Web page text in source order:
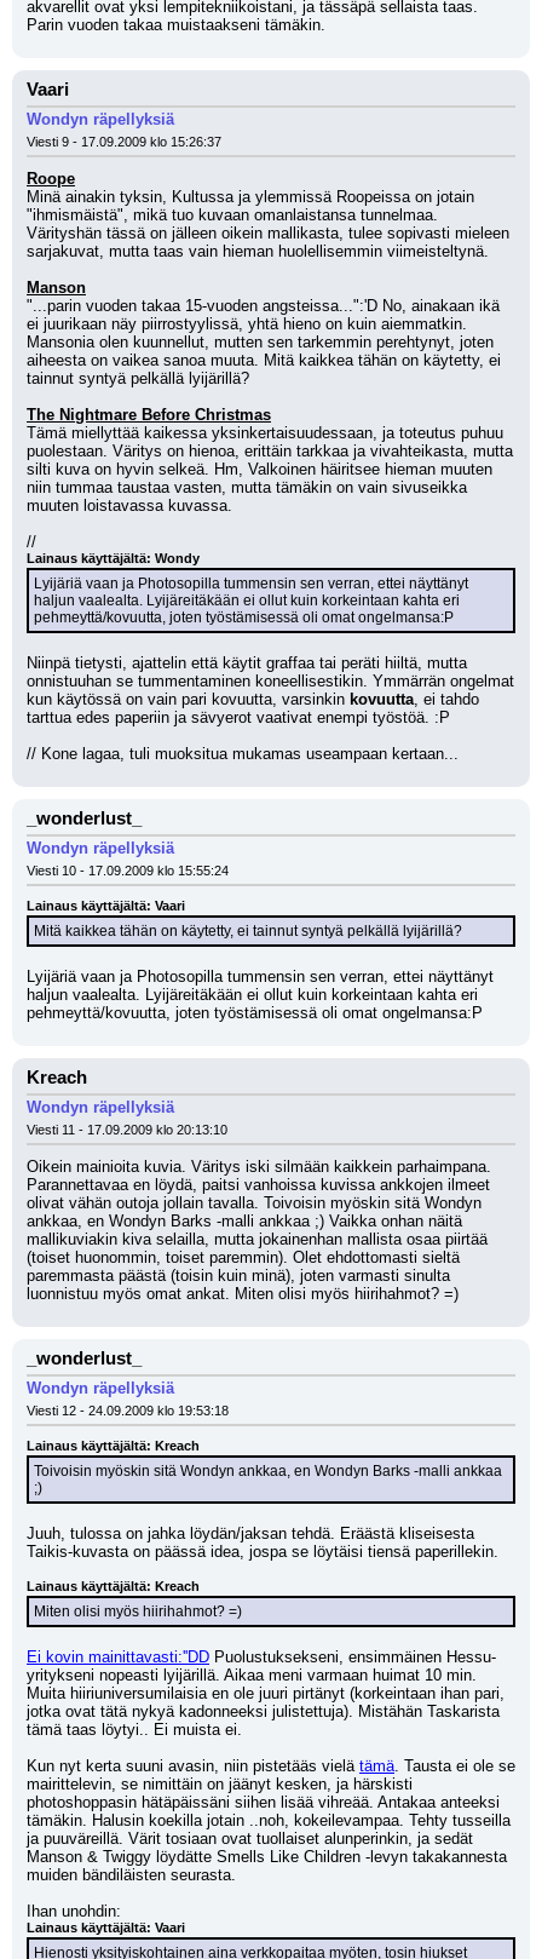
akvarellit ovat yksi lempitekniikoistani, ja tässäpä sellaista taas.
Parin vuoden takaa muistaakseni tämäkin.
Vaari
Wondyn räpellyksiä
Viesti 9 - 17.09.2009 klo 15:26:37
Roope
Minä ainakin tyksin, Kultussa ja ylemmissä Roopeissa on jotain
"ihmismäistä", mikä tuo kuvaan omanlaistansa tunnelmaa.
Värityshän tässä on jälleen oikein mallikasta, tulee sopivasti mieleen
sarjakuvat, mutta taas vain hieman huolellisemmin viimeisteltynä.
Manson
"...parin vuoden takaa 15-vuoden angsteissa...":'D No, ainakaan ikä
ei juurikaan näy piirrostyylissä, yhtä hieno on kuin aiemmatkin.
Mansonia olen kuunnellut, mutten sen tarkemmin perehtynyt, joten
aiheesta on vaikea sanoa muuta. Mitä kaikkea tähän on käytetty, ei
tainnut syntyä pelkällä lyijärillä?
The Nightmare Before Christmas
Tämä miellyttää kaikessa yksinkertaisuudessaan, ja toteutus puhuu
puolestaan. Väritys on hienoa, erittäin tarkkaa ja vivahteikasta, mutta
silti kuva on hyvin selkeä. Hm, Valkoinen häiritsee hieman muuten
niin tummaa taustaa vasten, mutta tämäkin on vain sivuseikka
muuten loistavassa kuvassa.
//
Lainaus käyttäjältä: Wondy
Lyijäriä vaan ja Photosopilla tummensin sen verran, ettei näyttänyt
haljun vaalealta. Lyijäreitäkään ei ollut kuin korkeintaan kahta eri
pehmeyttä/kovuutta, joten työstämisessä oli omat ongelmansa:P
Niinpä tietysti, ajattelin että käytit graffaa tai peräti hiiltä, mutta
onnistuuhan se tummentaminen koneellisestikin. Ymmärrän ongelmat
kun käytössä on vain pari kovuutta, varsinkin kovuutta, ei tahdo
tarttua edes paperiin ja sävyerot vaativat enempi työstöä. :P
// Kone lagaa, tuli muoksitua mukamas useampaan kertaan...
_wonderlust_
Wondyn räpellyksiä
Viesti 10 - 17.09.2009 klo 15:55:24
Lainaus käyttäjältä: Vaari
Mitä kaikkea tähän on käytetty, ei tainnut syntyä pelkällä lyijärillä?
Lyijäriä vaan ja Photosopilla tummensin sen verran, ettei näyttänyt
haljun vaalealta. Lyijäreitäkään ei ollut kuin korkeintaan kahta eri
pehmeyttä/kovuutta, joten työstämisessä oli omat ongelmansa:P
Kreach
Wondyn räpellyksiä
Viesti 11 - 17.09.2009 klo 20:13:10
Oikein mainioita kuvia. Väritys iski silmään kaikkein parhaimpana.
Parannettavaa en löydä, paitsi vanhoissa kuvissa ankkojen ilmeet
olivat vähän outoja jollain tavalla. Toivoisin myöskin sitä Wondyn
ankkaa, en Wondyn Barks -malli ankkaa ;) Vaikka onhan näitä
mallikuviakin kiva selailla, mutta jokainenhan mallista osaa piirtää
(toiset huonommin, toiset paremmin). Olet ehdottomasti sieltä
paremmasta päästä (toisin kuin minä), joten varmasti sinulta
luonnistuu myös omat ankat. Miten olisi myös hiirihahmot? =)
_wonderlust_
Wondyn räpellyksiä
Viesti 12 - 24.09.2009 klo 19:53:18
Lainaus käyttäjältä: Kreach
Toivoisin myöskin sitä Wondyn ankkaa, en Wondyn Barks -malli ankkaa
;)
Juuh, tulossa on jahka löydän/jaksan tehdä. Eräästä kliseisesta
Taikis-kuvasta on päässä idea, jospa se löytäisi tiensä paperillekin.
Lainaus käyttäjältä: Kreach
Miten olisi myös hiirihahmot? =)
Ei kovin mainittavasti:''DD Puolustuksekseni, ensimmäinen Hessu-
yritykseni nopeasti lyijärillä. Aikaa meni varmaan huimat 10 min.
Muita hiiriuniversumilaisia en ole juuri pirtänyt (korkeintaan ihan pari,
jotka ovat tätä nykyä kadonneeksi julistettuja). Mistähän Taskarista
tämä taas löytyi.. Ei muista ei.
Kun nyt kerta suuni avasin, niin pistetääs vielä tämä. Tausta ei ole se
mairittelevin, se nimittäin on jäänyt kesken, ja härskisti
photoshoppasin hätäpäissäni siihen lisää vihreää. Antakaa anteeksi
tämäkin. Halusin koekilla jotain ..noh, kokeilevampaa. Tehty tusseilla
ja puuväreillä. Värit tosiaan ovat tuollaiset alunperinkin, ja sedät
Manson & Twiggy löydätte Smells Like Children -levyn takakannesta
muiden bändiläisten seurasta.
Ihan unohdin:
Lainaus käyttäjältä: Vaari
Hienosti yksityiskohtainen aina verkkopaitaa myöten, tosin hiukset